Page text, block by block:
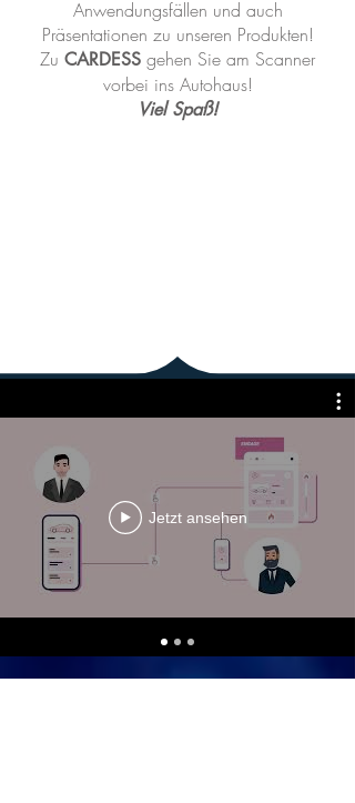
Anwendungsfällen und auch
Präsentationen zu unseren Produkten!
Zu CARDESS gehen Sie am Scanner
vorbei ins Autohaus!
Viel Spaß!
Jetzt ansehen